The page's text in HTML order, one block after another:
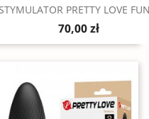
Szybki podgląd
PRETTY LOVE
70,00 zł